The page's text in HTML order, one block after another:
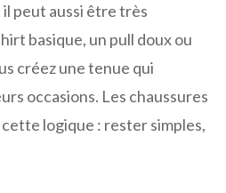
peut aussi être très
basique, un pull doux ou
créez une tenue qui
occasions. Les chaussures
logique : rester simples,